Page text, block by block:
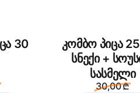
30
კომბო პიცა
სნექი +
სასმელი
30,00 ₾